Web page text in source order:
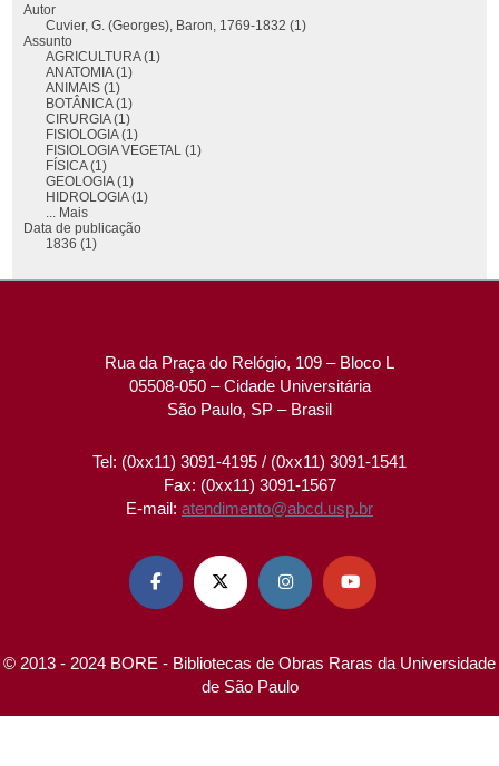
Autor
Cuvier, G. (Georges), Baron, 1769-1832 (1)
Assunto
AGRICULTURA (1)
ANATOMIA (1)
ANIMAIS (1)
BOTÂNICA (1)
CIRURGIA (1)
FISIOLOGIA (1)
FISIOLOGIA VEGETAL (1)
FÍSICA (1)
GEOLOGIA (1)
HIDROLOGIA (1)
... Mais
Data de publicação
1836 (1)
Rua da Praça do Relógio, 109 – Bloco L
05508-050 – Cidade Universitária
São Paulo, SP – Brasil
Tel: (0xx11) 3091-4195 / (0xx11) 3091-1541
Fax: (0xx11) 3091-1567
E-mail: atendimento@abcd.usp.br
   
© 2013 - 2024 BORE - Bibliotecas de Obras Raras da Universidade
de São Paulo